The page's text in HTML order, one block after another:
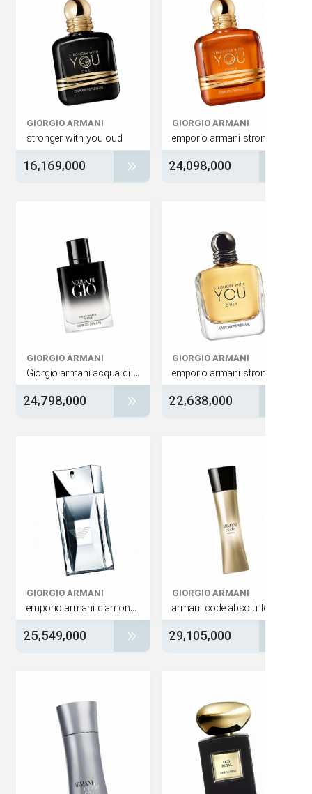
GIORGIO ARMANI
24,098,000
GIORGIO ARMANI
stronger with you oud
16,169,000
GIORGIO ARMANI
22,638,000
GIORGIO ARMANI
Giorgio armani acqua di giò eau de parfum intense
24,798,000
GIORGIO ARMANI
29,105,000
GIORGIO ARMANI
emporio armani diamonds for men
25,549,000